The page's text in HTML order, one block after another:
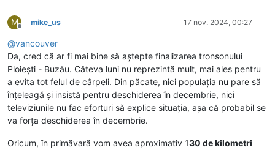
M
Deconectat
mike_us 17 nov. 2024, 00:27
@vancouver
Da, cred că ar fi mai bine să aștepte finalizarea tronsonului
Ploiești - Buzău. Câteva luni nu reprezintă mult, mai ales pentru
a evita tot felul de cârpeli. Din păcate, nici populația nu pare să
înțeleagă și insistă pentru deschiderea în decembrie, nici
televiziunile nu fac eforturi să explice situația, așa că probabil se
va forța deschiderea în decembrie.
Oricum, în primăvară vom avea aproximativ 130 de kilometri